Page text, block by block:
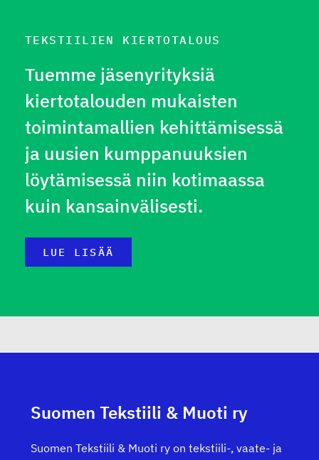
TEKSTIILIEN KIERTOTALOUS
Tuemme jäsenyrityksiä
kiertotalouden mukaisten
toimintamallien kehittämisessä
ja uusien kumppanuuksien
löytämisessä niin kotimaassa
kuin kansainvälisesti.
LUE LISÄÄ
Suomen Tekstiili & Muoti ry
Suomen Tekstiili & Muoti ry on tekstiili-, vaate- ja